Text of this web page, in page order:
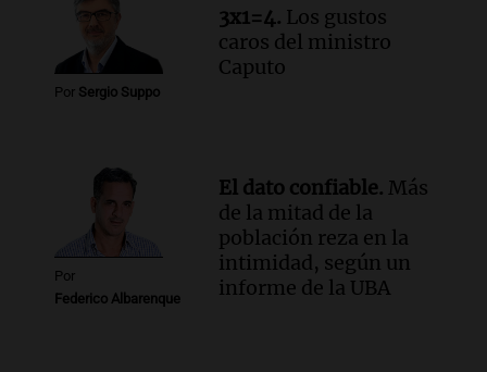
Episodios
Por Sergio Suppo
3x1=4. Los gustos
caros del ministro
Caputo
Por
Federico Albarenque
El dato confiable. Más
de la mitad de la
población reza en la
intimidad, según un
informe de la UBA